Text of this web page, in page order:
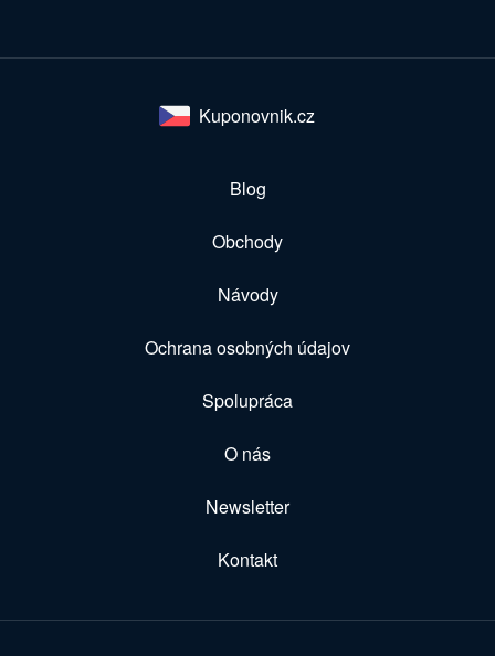
Kuponovnik.cz
Blog
Obchody
Návody
Ochrana osobných údajov
Spolupráca
O nás
Newsletter
Kontakt